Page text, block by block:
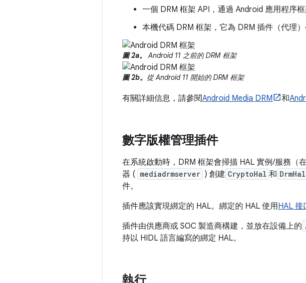
一個 DRM 框架 API，通過 Android 應用程序框
本機代碼 DRM 框架，它為 DRM 插件（代理
圖 2a。 Android 11 之前的 DRM 框架
圖 2b。 從 Android 11 開始的 DRM 框架
有關詳細信息，請參閱Android Media DRM 和
數字版權管理插件
在系統啟動時，DRM 框架會掃描 HAL 實例/服務（
器 ( mediadrmserver ) 創建 CryptoHal 和 DrmHal
件。
插件應該實現綁定的 HAL。綁定的 HAL 使用HAL 接
插件由供應商或 SOC 製造商構建，並放在設備上的
持以 HIDL 語言編寫的綁定 HAL。
執行